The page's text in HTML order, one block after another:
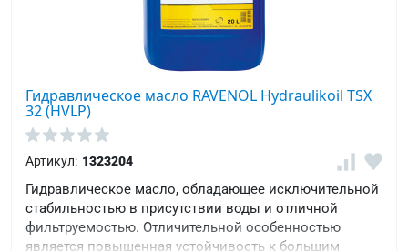
Гидравлическое масло RAVENOL Hydraulikoil TSX
32 (HVLP)
Артикул: 1323204
Гидравлическое масло, обладающее исключительной
стабильностью в присутствии воды и отличной
фильтруемостью. Отличительной особенностью
является повышенная устойчивость к большим